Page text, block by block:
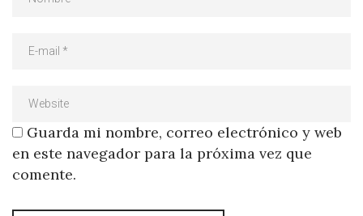
Guarda mi nombre, correo electrónico y web
en este navegador para la próxima vez que
comente.